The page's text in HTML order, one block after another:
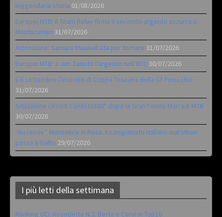
leggendaria storia 01/08/2026
Europei MTB: il Team Relay firma il secondo argento azzurro a
Monteceneri 31/07/2026
Attenzione: Samara Maxwell sta per tornare 31/07/2026
Europei MTB: a Juri Zanotti l’argento nell’XCC 30/07/2026
Il 6 settembre l’esordio di Coppa Toscana della Gf Pinocchio
31/07/2026
Situazione circuiti Contest360° dopo la Gran Fondo Marradi MTB
30/07/2026
“Au revoir” Monselice in Rosa. Il campionato italiano marathon
passa a Gallio 29/07/2026
I più letti della settimana
Ranking UCI: Avondetto N.2. Berta e Corvi in Top10